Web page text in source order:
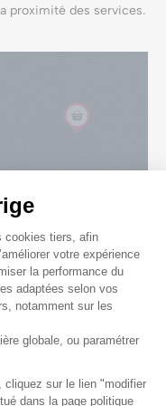
proximité des services.